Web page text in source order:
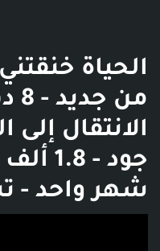
الحياة
الانتقال
جود -
شهر واحد -